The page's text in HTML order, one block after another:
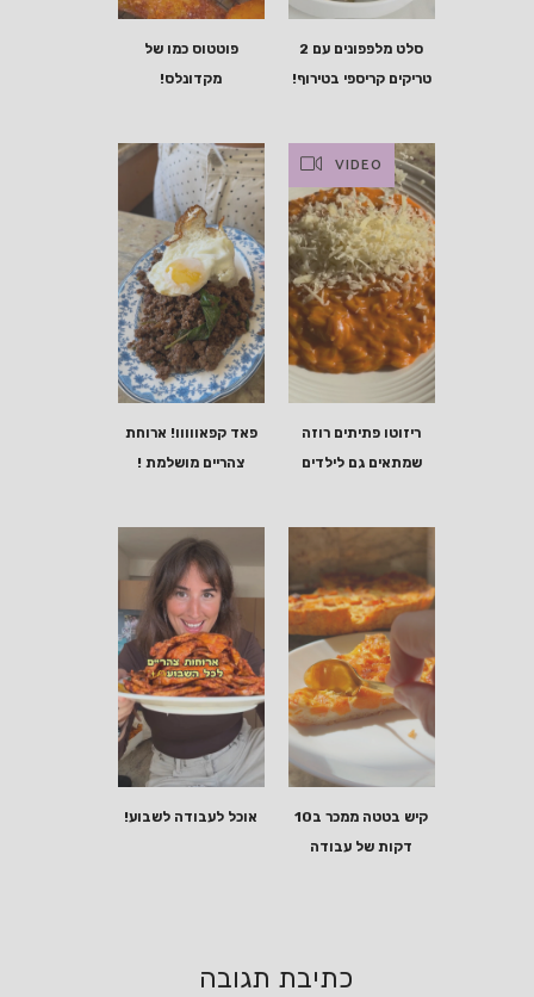
פוטטוס כמו של
מקדונלס!
סלט מלפפונים עם 2
טריקים קריספי בטירוף!
פאד קפאווווו! ארוחת
צהריים מושלמת !
VIDEO
ריזוטו פתיתים רוזה
שמתאים גם לילדים
אוכל לעבודה לשבוע!
קיש בטטה ממכר ב10
דקות של עבודה
כתיבת תגובה